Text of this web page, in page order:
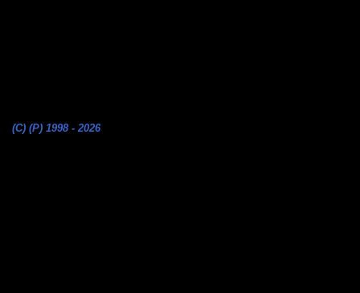
(C) (P) 1998 - 2026